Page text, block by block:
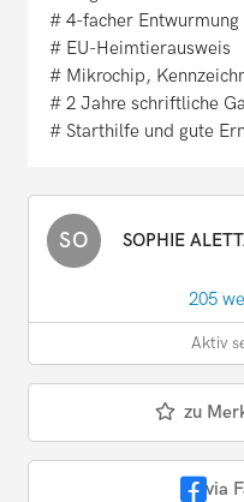
# 4-facher
# EU-Heimtierausweis
# Mikrochip,
# 2 Jahre schriftliche
# Starthilfe und gute
SO SOPHIE
205
Aktiv
zu
via